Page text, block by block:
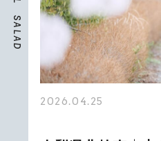
S
A
L
A
D
2026.04.25